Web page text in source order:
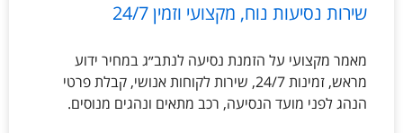
שירות נסיעות נוח, מקצועי וזמין 24/7
מאמר מקצועי על הזמנת נסיעה לנתב״ג במחיר ידוע
מראש, זמינות 24/7, שירות לקוחות אנושי, קבלת פרטי
הנהג לפני מועד הנסיעה, רכב מתאים ונהגים מנוסים.